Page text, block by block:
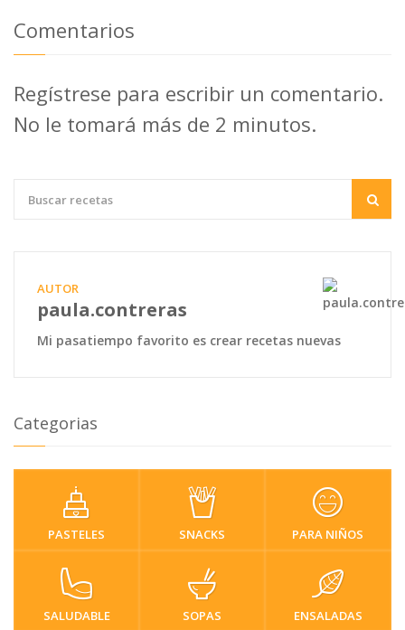
Comentarios
Regístrese para escribir un comentario.
No le tomará más de 2 minutos.
AUTOR
paula.contreras
Mi pasatiempo favorito es crear recetas nuevas
Categorias
PASTELES SNACKS PARA NIÑOS
SALUDABLE SOPAS ENSALADAS